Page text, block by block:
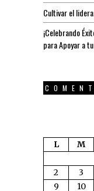
Cultivar el
¡Celebrando
para Apoyar a
L
M
2
3
9
10